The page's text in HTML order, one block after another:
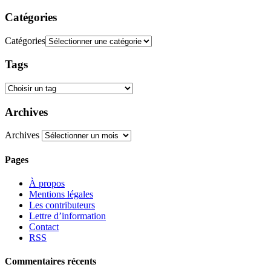
Catégories
Catégories
Tags
Archives
Archives
Pages
À propos
Mentions légales
Les contributeurs
Lettre d’information
Contact
RSS
Commentaires récents